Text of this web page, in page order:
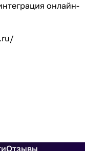
онлайн-
Отзывы